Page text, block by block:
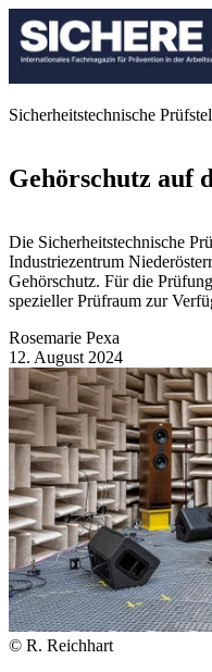
Sicherheitstechnische
Gehörschutz auf
Die Sicherheitstechnische
Industriezentrum
Gehörschutz. Für die
spezieller Prüfraum zur
Rosemarie Pexa
12. August 2024
© R. Reichhart